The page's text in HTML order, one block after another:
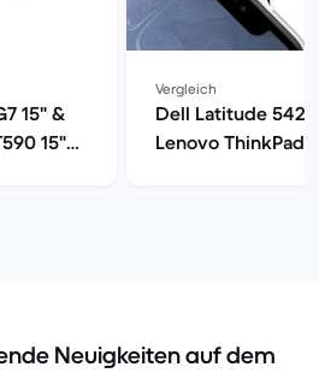
15" &
15"
Vergleich
Dell Latitude
Lenovo ThinkPad
Neuigkeiten auf dem